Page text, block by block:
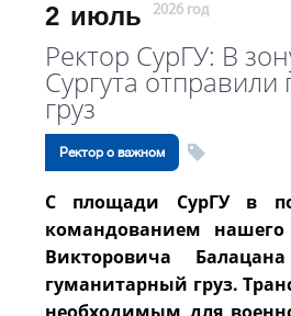
2 июль 2026 год
Ректор СурГУ: В
Сургута
груз
Ректор о важном
С площади СурГУ в
командованием
Викторовича
гуманитарный груз.